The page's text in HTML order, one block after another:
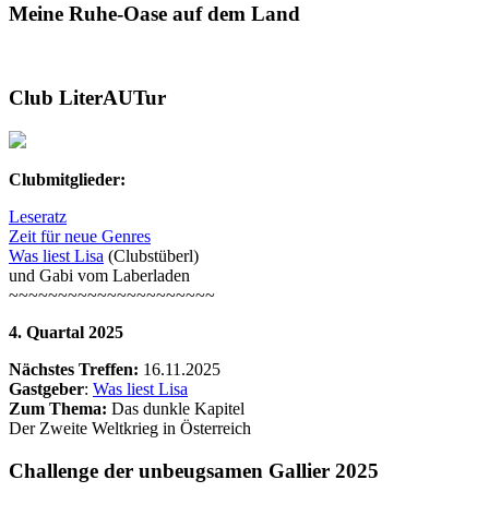
Meine Ruhe-Oase auf dem Land
Club LiterAUTur
Clubmitglieder:
Leseratz
Zeit für neue Genres
Was liest Lisa (Clubstüberl)
und Gabi vom Laberladen
~~~~~~~~~~~~~~~~~~~~~
4. Quartal 2025
Nächstes Treffen: 16.11.2025
Gastgeber: Was liest Lisa
Zum Thema: Das dunkle Kapitel
Der Zweite Weltkrieg in Österreich
Challenge der unbeugsamen Gallier 2025